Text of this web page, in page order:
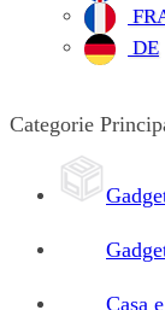
DE
Categorie
Casa